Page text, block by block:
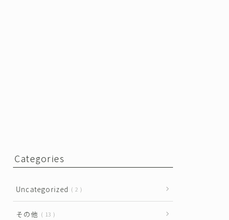
Categories
Uncategorized 2
その他 13